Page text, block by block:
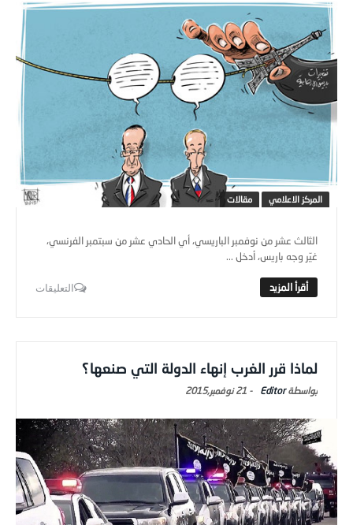
المركز الاعلامي مقالات
الثالث عشر من نوفمبر الباريسي، أي الحادي عشر من سبتمبر الفرنسي،
غيّر وجه باريس، أدخل ...
التعليقات
لماذا قرر الغرب إنهاء الدولة التي صنعها؟
Editor
- 21 نوفمبر,2015